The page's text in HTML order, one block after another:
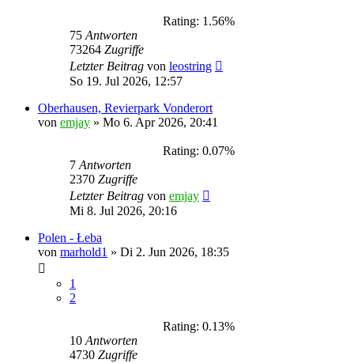
Rating: 1.56%
75 Antworten
73264 Zugriffe
Letzter Beitrag von leostring
So 19. Jul 2026, 12:57
Oberhausen, Revierpark Vonderort
von emjay » Mo 6. Apr 2026, 20:41
Rating: 0.07%
7 Antworten
2370 Zugriffe
Letzter Beitrag von emjay
Mi 8. Jul 2026, 20:16
Polen - Łeba
von marhold1 » Di 2. Jun 2026, 18:35
1
2
Rating: 0.13%
10 Antworten
4730 Zugriffe